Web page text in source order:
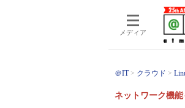
メディア
＠IT クラウド
ネットワーク機